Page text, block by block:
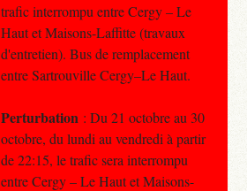
trafic interrompu entre Cergy – Le
Haut et Maisons-Laffitte (travaux
d'entretien). Bus de remplacement
entre Sartrouville Cergy–Le Haut.
Perturbation : Du 21 octobre au 30
octobre, du lundi au vendredi à partir
de 22:15, le trafic sera interrompu
entre Cergy – Le Haut et Maisons-